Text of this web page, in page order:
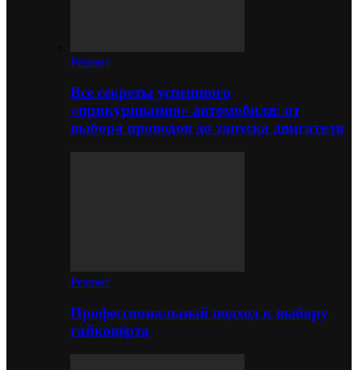
Ремонт
Все секреты успешного
«прикуривания» автомобиля: от
выбора проводов до запуска двигателя
Ремонт
Профессиональный подход к выбору
гайковёрта